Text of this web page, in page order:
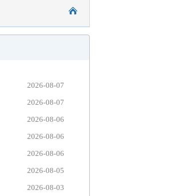
2026-08-07
2026-08-07
2026-08-06
2026-08-06
2026-08-06
2026-08-05
2026-08-03